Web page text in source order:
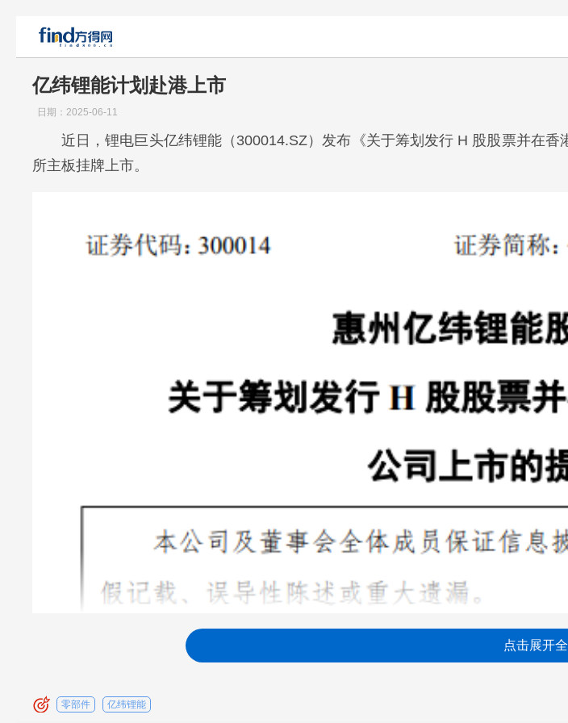
亿纬锂能计划赴港上市
日期：2025-06-11
近日，锂电巨头亿纬锂能（300014.SZ）发布《关于筹划发行 H 股股票并在
所主板挂牌上市。
点击展开
零部件 亿纬锂能